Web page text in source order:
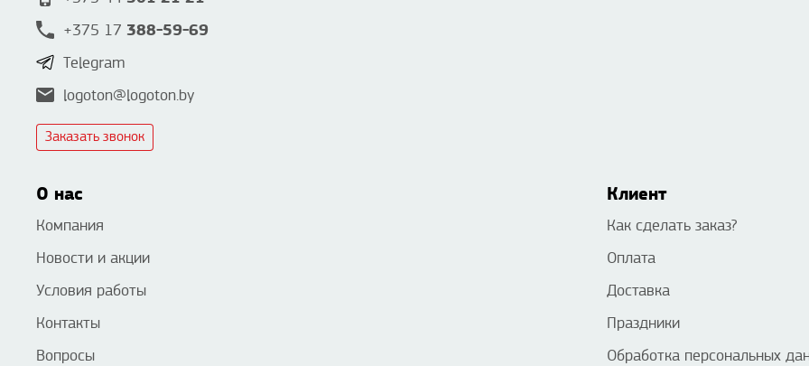
+375 17 388-59-69
Telegram
logoton@logoton.by
Заказать звонок
О нас
Компания
Новости и акции
Условия работы
Контакты
Вопросы
Клиент
Как сделать заказ?
Оплата
Доставка
Праздники
Обработка персональных